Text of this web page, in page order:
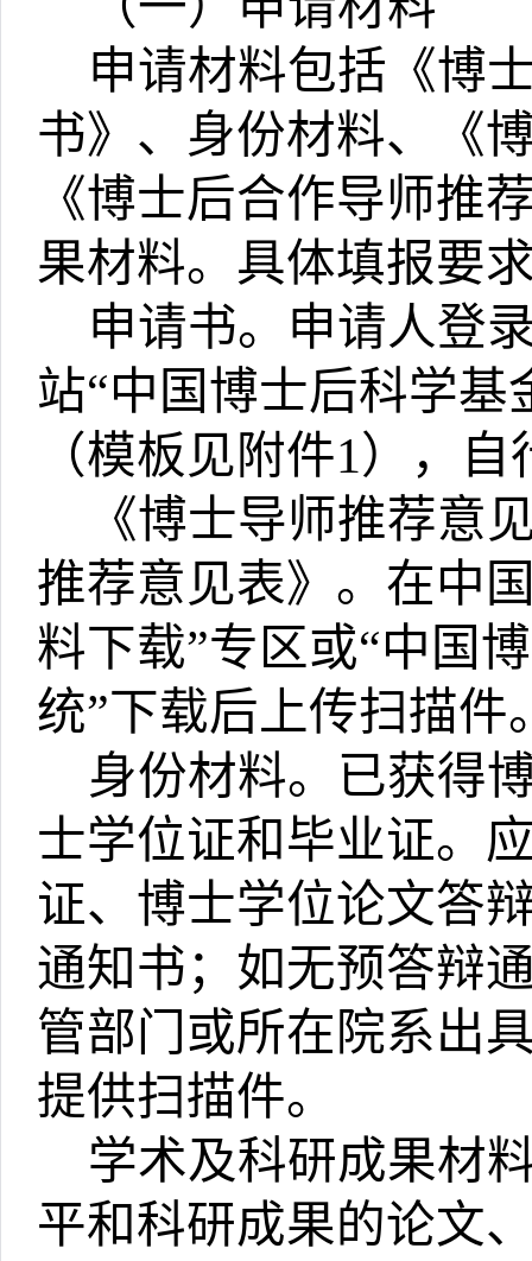
申请材料包括《博
书》、身份材料、《
《博士后合作导师推
果材料。具体填报要
申请书。申请人登
站“中国博士后科学基
（模板见附件1），自
《博士导师推荐意
推荐意见表》。在中
料下载”专区或“中国
统”下载后上传扫描件
身份材料。已获得
士学位证和毕业证。
证、博士学位论文答
通知书；如无预答辩
管部门或所在院系出
提供扫描件。
学术及科研成果材
平和科研成果的论文